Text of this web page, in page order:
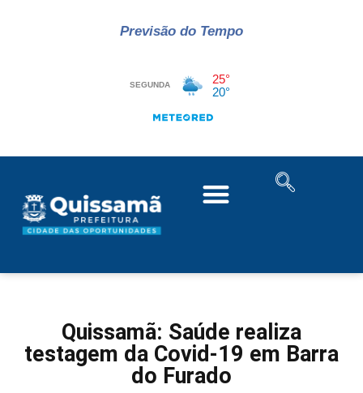
Previsão do Tempo
Quissamã: Saúde realiza
testagem da Covid-19 em Barra
do Furado